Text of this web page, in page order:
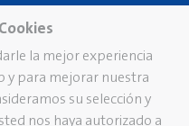
Servicios
la mejor experiencia
y para mejorar nuestra
su selección y
nos haya autorizado a